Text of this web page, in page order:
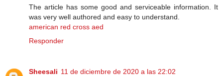
The article has some good and serviceable information. It
was very well authored and easy to understand.
american red cross aed
Responder
Sheesali 11 de diciembre de 2020 a las 22:02